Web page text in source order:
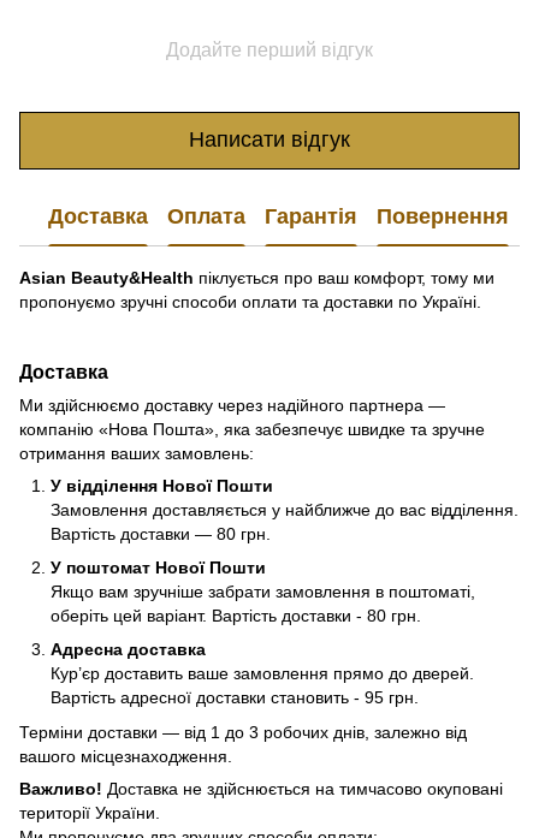
Додайте перший відгук
Написати відгук
Доставка Оплата Гарантія Повернення
Asian Beauty&Health піклується про ваш комфорт, тому ми
пропонуємо зручні способи оплати та доставки по Україні.
Доставка
Ми здійснюємо доставку через надійного партнера —
компанію «Нова Пошта», яка забезпечує швидке та зручне
отримання ваших замовлень:
У відділення Нової Пошти
Замовлення доставляється у найближче до вас відділення.
Вартість доставки — 80 грн.
У поштомат Нової Пошти
Якщо вам зручніше забрати замовлення в поштоматі,
оберіть цей варіант. Вартість доставки - 80 грн.
Адресна доставка
Кур’єр доставить ваше замовлення прямо до дверей.
Вартість адресної доставки становить - 95 грн.
Терміни доставки — від 1 до 3 робочих днів, залежно від
вашого місцезнаходження.
Важливо! Доставка не здійснюється на тимчасово окуповані
території України.